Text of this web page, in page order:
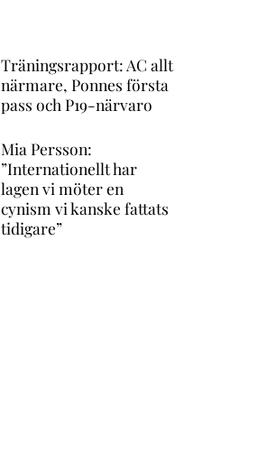
Träningsrapport: AC allt
närmare, Ponnes första
pass och P19-närvaro
Mia Persson:
”Internationellt har
lagen vi möter en
cynism vi kanske fattats
tidigare”